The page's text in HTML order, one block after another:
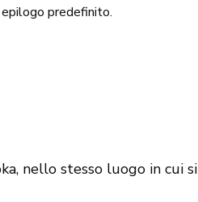
predefinito.
nello stesso luogo in cui si